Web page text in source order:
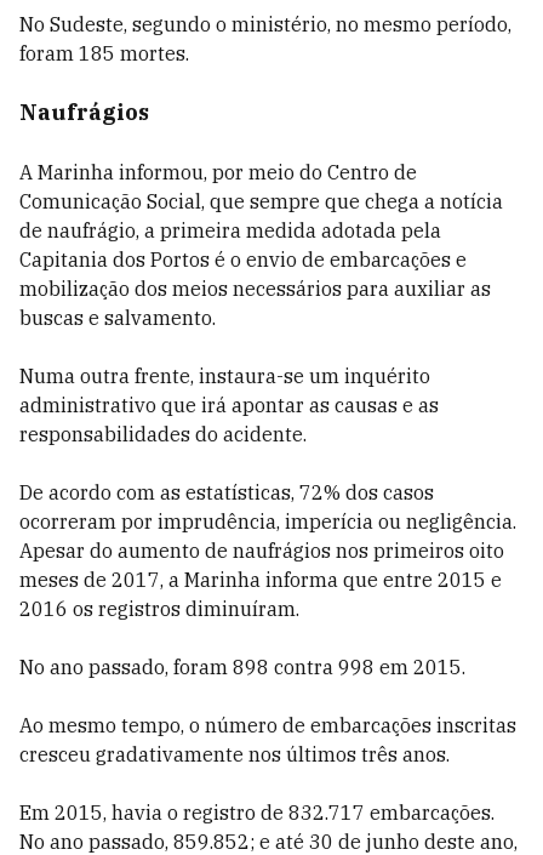
No Sudeste, segundo o ministério, no mesmo período,
foram 185 mortes.
Naufrágios
A Marinha informou, por meio do Centro de
Comunicação Social, que sempre que chega a notícia
de naufrágio, a primeira medida adotada pela
Capitania dos Portos é o envio de embarcações e
mobilização dos meios necessários para auxiliar as
buscas e salvamento.
Numa outra frente, instaura-se um inquérito
administrativo que irá apontar as causas e as
responsabilidades do acidente.
De acordo com as estatísticas, 72% dos casos
ocorreram por imprudência, imperícia ou negligência.
Apesar do aumento de naufrágios nos primeiros oito
meses de 2017, a Marinha informa que entre 2015 e
2016 os registros diminuíram.
No ano passado, foram 898 contra 998 em 2015.
Ao mesmo tempo, o número de embarcações inscritas
cresceu gradativamente nos últimos três anos.
Em 2015, havia o registro de 832.717 embarcações.
No ano passado, 859.852; e até 30 de junho deste ano,